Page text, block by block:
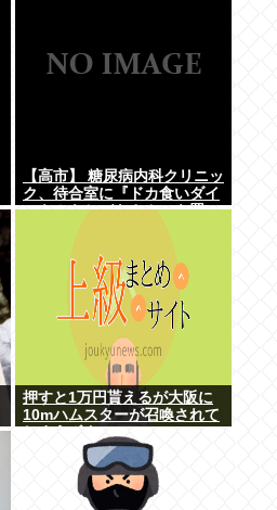
【高市】 糖尿病内科クリニッ
ク、待合室に『ドカ食いダイ
スキ！もちづきさん』を置い
押すと1万円貰えるが大阪に
10mハムスターが召喚されて
しまうボタン